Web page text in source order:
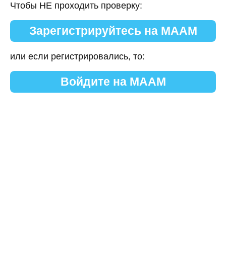
Чтобы НЕ проходить проверку:
Зарегистрируйтесь на МААМ
или если регистрировались, то:
Войдите на МААМ